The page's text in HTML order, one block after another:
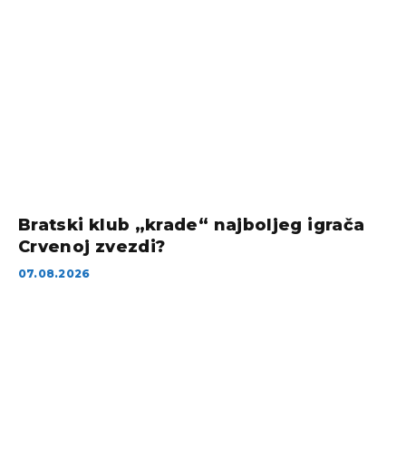
Bratski klub „krade“ najboljeg igrača
Crvenoj zvezdi?
07.08.2026